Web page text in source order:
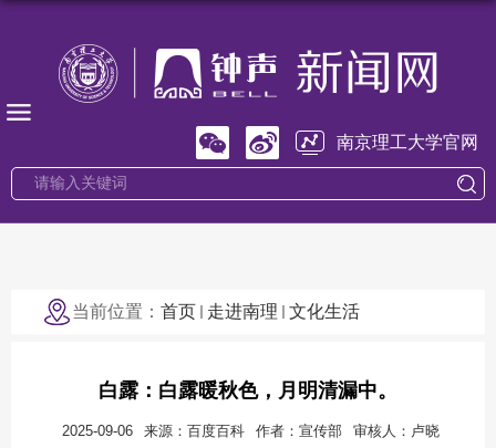
南京理工大学官网
当前位置： 首页 走进南理 文化生活
白露：白露暖秋色，月明清漏中。
2025-09-06 来源：百度百科 作者：宣传部
审核人：卢晓